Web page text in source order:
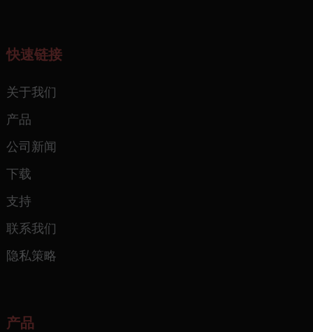
快速链接
关于我们
产品
公司新闻
下载
支持
联系我们
隐私策略
产品